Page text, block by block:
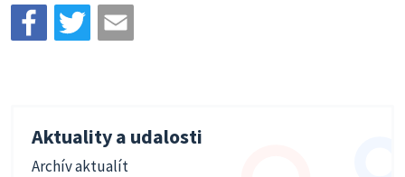
Aktuality a udalosti
Archív aktualít